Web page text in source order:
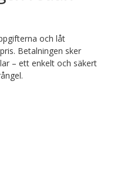
och låt
Betalningen sker
– ett enkelt och säkert